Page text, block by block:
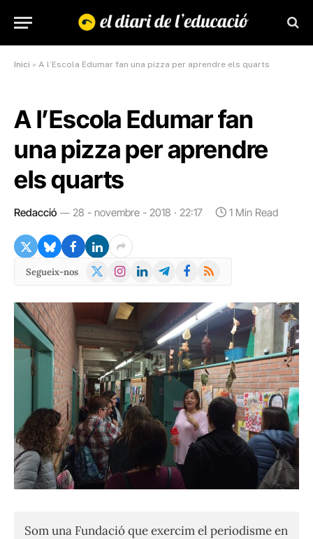
Inici » A l’Escola Edumar fan una pizza per aprendre els quarts
A l’Escola Edumar fan
una pizza per aprendre
els quarts
Redacció 28 - novembre - 2018 · 22:17 1 Min Read
Segueix-nos
X
Instagram
LinkedInTelegramFacebook
RSS
Som una Fundació que exercim el periodisme en